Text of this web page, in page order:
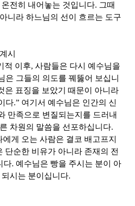
전히 내어놓는 것입니다. 그때
니라 하느님의 선이 흐르는 도구
시
적 이후,사람들은 다시 예수님을
은 그들의 의도를 꿰뚫어 보십니
은 표징을 보았기 때문이 아니라
다.” 여기서 예수님은 인간의 신
만족으로 변질되는지를 드러내
차원의 말씀을 선포하십니다.
에게 오는 사람은 결코 배고프지
단순한 비유가 아니라 존재의 전
다. 예수님은 빵을 주시는 분이 아
시는 분이십니다.